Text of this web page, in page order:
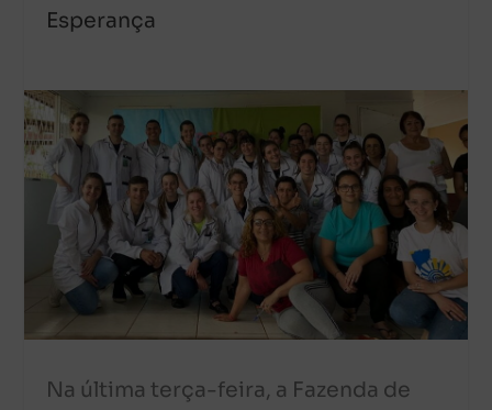
Esperança
Na última terça-feira, a Fazenda de